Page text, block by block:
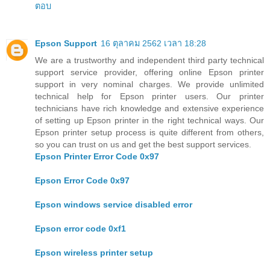
ตอบ
Epson Support 16 ตุลาคม 2562 เวลา 18:28
We are a trustworthy and independent third party technical
support service provider, offering online Epson printer
support in very nominal charges. We provide unlimited
technical help for Epson printer users. Our printer
technicians have rich knowledge and extensive experience
of setting up Epson printer in the right technical ways. Our
Epson printer setup process is quite different from others,
so you can trust on us and get the best support services.
Epson Printer Error Code 0x97
Epson Error Code 0x97
Epson windows service disabled error
Epson error code 0xf1
Epson wireless printer setup